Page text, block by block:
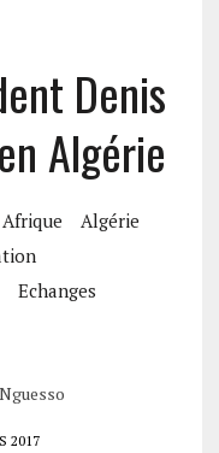
Denis
Algérie
Afrique
Algérie
Echanges
2017